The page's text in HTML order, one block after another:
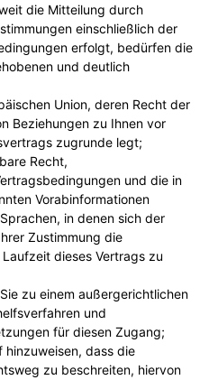
die Mitteilung durch
einschließlich der
erfolgt, bedürfen die
und deutlich
Union, deren Recht der
Beziehungen zu Ihnen vor
zugrunde legt;
Recht,
und die in
Vorabinformationen
in denen sich der
Zustimmung die
dieses Vertrags zu
zu einem außergerichtlichen
und
für diesen Zugang;
dass die
zu beschreiten, hiervon